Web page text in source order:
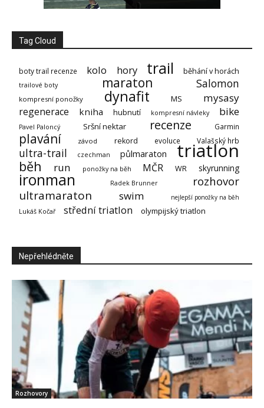
Tag Cloud
boty trail recenze kolo hory trail běhání v horách
trailové boty maraton Salomon
kompresní ponožky dynafit MS mysasy
regenerace kniha hubnutí kompresní návleky bike
Pavel Paloncý Sršní nektar recenze Garmin
plavání závod rekord evoluce Valašský hrb
ultra-trail czechman půlmaraton triatlon
běh run ponožky na běh MČR WR skyrunning
ironman Radek Brunner rozhovor
ultramaraton swim
nejlepší ponožky na běh
Lukáš Kočař
střední triatlon olympijský triatlon
Nepřehlédněte
Rozhovory